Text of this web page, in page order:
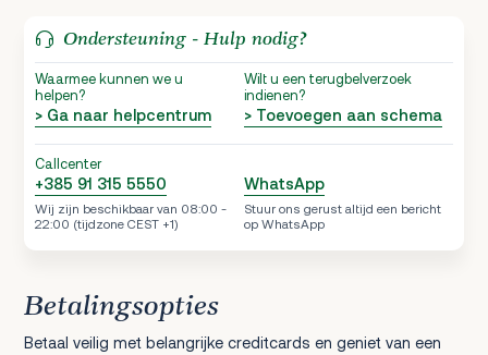
Ondersteuning - Hulp nodig?
Waarmee kunnen we u
helpen?
> Ga naar helpcentrum
Wilt u een terugbelverzoek
indienen?
> Toevoegen aan schema
Callcenter
+385 91 315 5550
Wij zijn beschikbaar van 08:00 -
22:00 (tijdzone CEST +1)
WhatsApp
Stuur ons gerust altijd een bericht
op WhatsApp
Betalingsopties
Betaal veilig met belangrijke creditcards en geniet van een